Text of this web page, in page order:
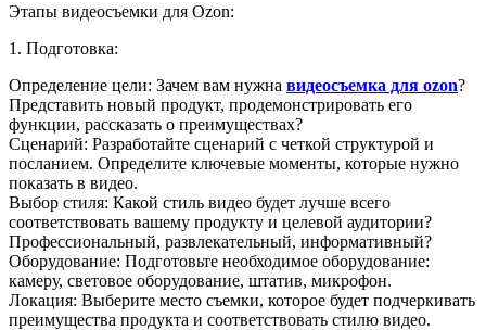
Этапы видеосъемки для Ozon:
1. Подготовка:
Определение цели: Зачем вам нужна видеосъемка для ozon?
Представить новый продукт, продемонстрировать его
функции, рассказать о преимуществах?
Сценарий: Разработайте сценарий с четкой структурой и
посланием. Определите ключевые моменты, которые нужно
показать в видео.
Выбор стиля: Какой стиль видео будет лучше всего
соответствовать вашему продукту и целевой аудитории?
Профессиональный, развлекательный, информативный?
Оборудование: Подготовьте необходимое оборудование:
камеру, световое оборудование, штатив, микрофон.
Локация: Выберите место съемки, которое будет подчеркивать
преимущества продукта и соответствовать стилю видео.